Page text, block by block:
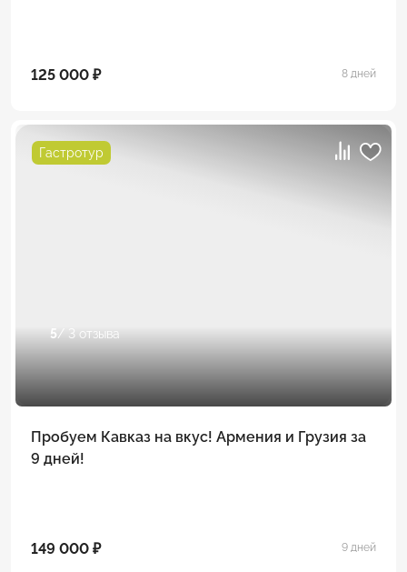
125 000 ₽ 8 дней
Гастротур
5/ 3 отзыва
Пробуем Кавказ на вкус! Армения и Грузия за
9 дней!
149 000 ₽ 9 дней